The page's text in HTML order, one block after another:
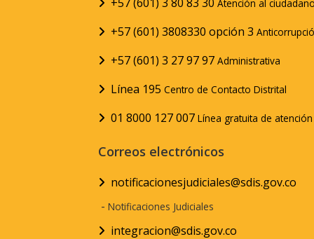
Atención al
+57 (601) 3808330 opción 3
+57 (601) 3 27 97 97 Administrativa
Línea 195 Centro de Contacto Distrital
01 8000 127 007 Línea gratuita de
Correos electrónicos
notificacionesjudiciales@sdis.gov.co
- Notificaciones Judiciales
integracion@sdis.gov.co